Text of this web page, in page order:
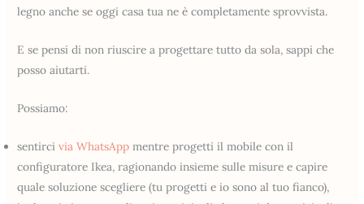
legno anche se oggi casa tua ne è completamente sprovvista.
E se pensi di non riuscire a progettare tutto da sola, sappi che
posso aiutarti.
Possiamo:
sentircivia WhatsAppmentre progetti il mobile con il
configuratore Ikea, ragionando insieme sulle misure e capire
quale soluzione scegliere (tu progetti e io sono al tuo fianco),